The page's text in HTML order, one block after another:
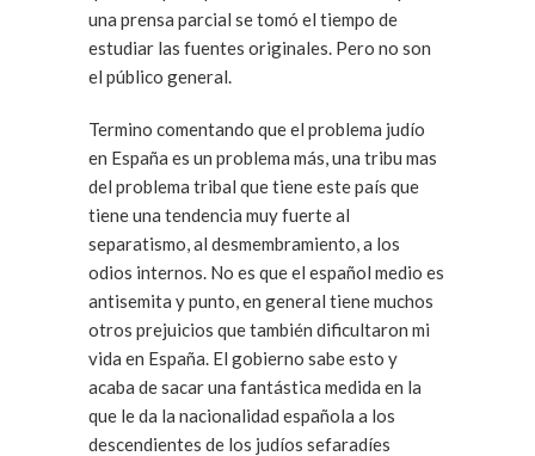
una prensa parcial se tomó el tiempo de
estudiar las fuentes originales. Pero no son
el público general.
Termino comentando que el problema judío
en España es un problema más, una tribu mas
del problema tribal que tiene este país que
tiene una tendencia muy fuerte al
separatismo, al desmembramiento, a los
odios internos. No es que el español medio es
antisemita y punto, en general tiene muchos
otros prejuicios que también dificultaron mi
vida en España. El gobierno sabe esto y
acaba de sacar una fantástica medida en la
que le da la nacionalidad española a los
descendientes de los judíos sefaradíes